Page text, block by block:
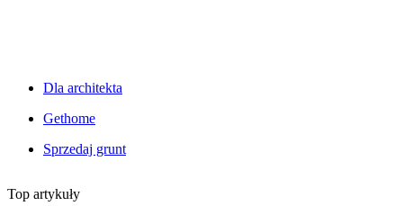
Dla architekta
Gethome
Sprzedaj grunt
Top artykuły